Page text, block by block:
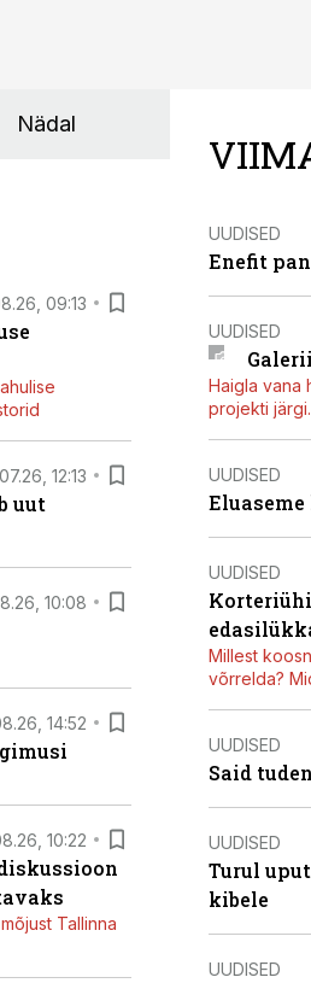
Nädal
09:13
12:13
uut
10:08
14:52
10:22
Tallinna
UUDISED
Enefit
UUDISED
Haigla vana
projekti järgi.
UUDISED
UUDISED
Millest
võrrelda?
UUDISED
Said
UUDISED
Turul
kibele
UUDISED